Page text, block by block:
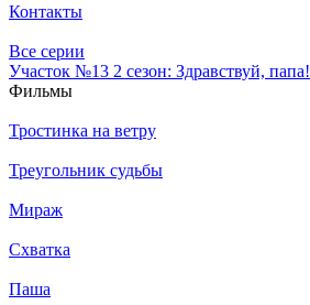
Контакты
Все серии
Участок №13 2 сезон: Здравствуй, папа!
Филь­мы
Тростинка на ветру
Треугольник судьбы
Мираж
Схватка
Паша